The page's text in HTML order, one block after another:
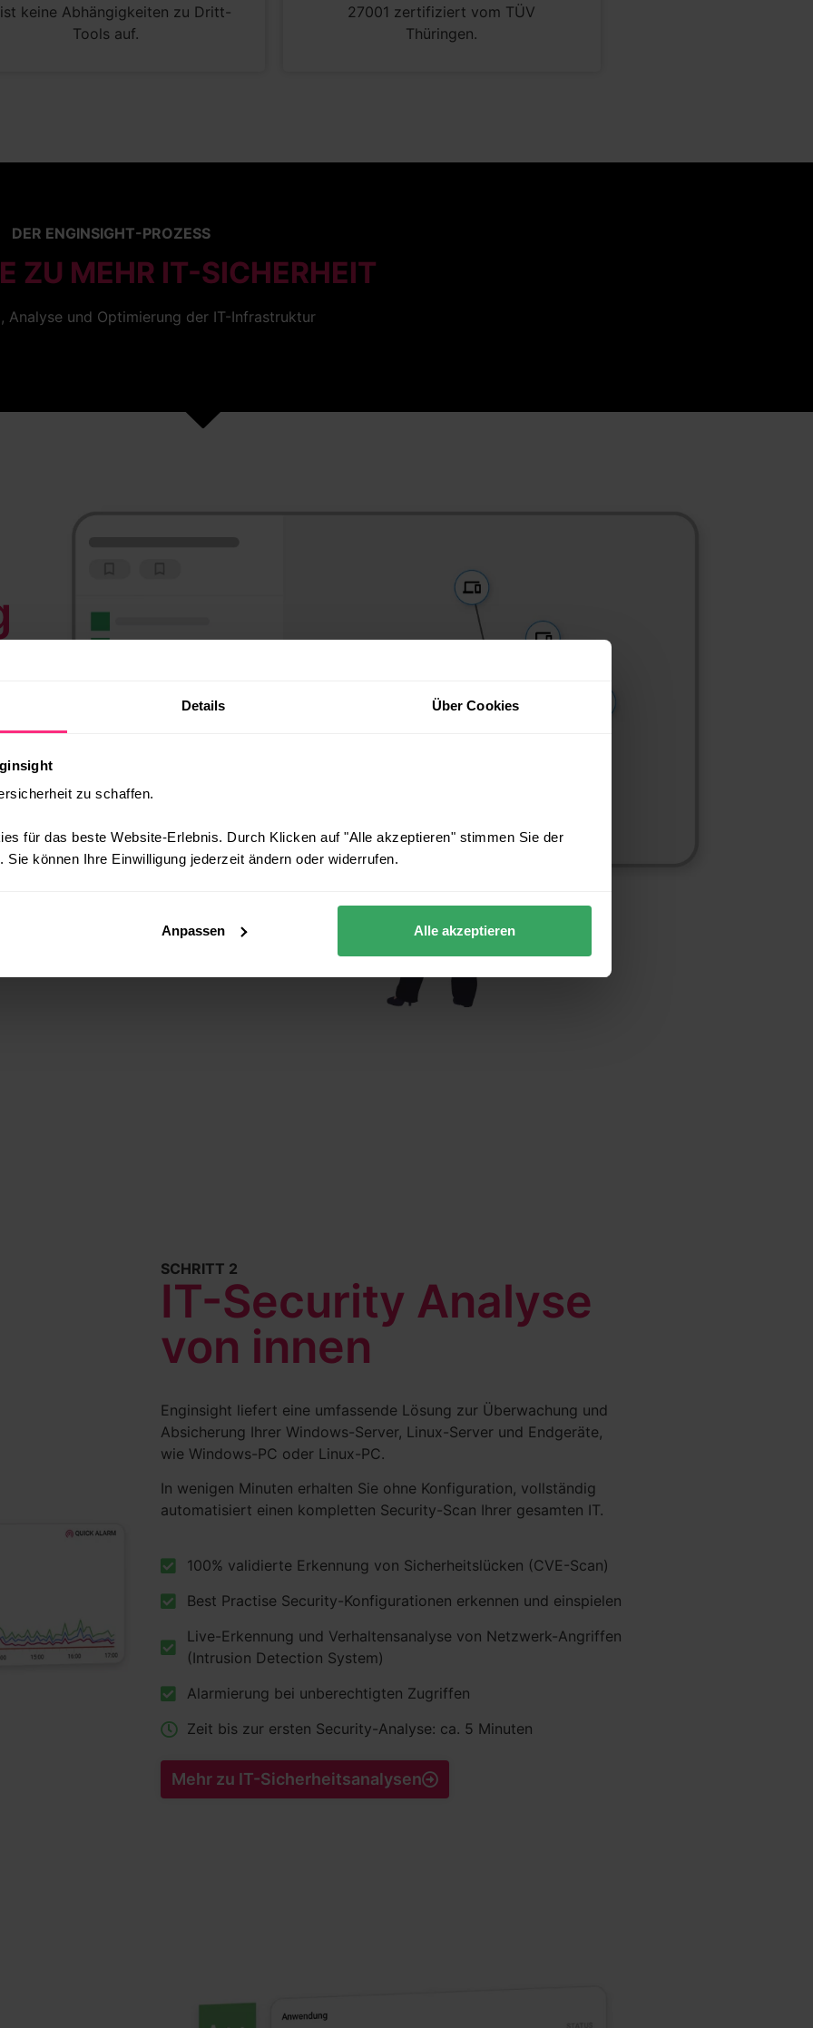
Details Über Cookies
zu schaffen.
für das beste Website-Erlebnis. Durch Klicken auf "Alle akzeptieren" stimmen Sie der
Sie können Ihre Einwilligung jederzeit ändern oder widerrufen.
Anpassen Alle akzeptieren
keine Abhängigkeiten zu Dritt-
Tools auf.
27001 zertifiziert vom TÜV
Thüringen.
DER ENGINSIGHT-PROZESS
ZU MEHR IT-SICHERHEIT
Analyse und Optimierung der IT-Infrastruktur
SCHRITT 2
IT-Security Analyse
von innen
Enginsight liefert eine umfassende Lösung zur Überwachung und
Absicherung Ihrer Windows-Server, Linux-Server und Endgeräte,
wie Windows-PC oder Linux-PC.
In wenigen Minuten erhalten Sie ohne Konfiguration, vollständig
automatisiert einen kompletten Security-Scan Ihrer gesamten IT.
100% validierte Erkennung von Sicherheitslücken (CVE-Scan)
Best Practise Security-Konfigurationen erkennen und einspielen
Live-Erkennung und Verhaltensanalyse von Netzwerk-Angriffen
(Intrusion Detection System)
Alarmierung bei unberechtigten Zugriffen
Zeit bis zur ersten Security-Analyse: ca. 5 Minuten
Mehr zu IT-Sicherheitsanalysen